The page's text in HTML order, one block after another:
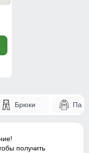
Брюки
получить